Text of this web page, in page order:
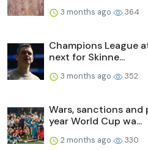
3 months ago 364
Champions League
next for Skinne...
3 months ago 352
Wars, sanctions
year World Cup wa...
2 months ago 330